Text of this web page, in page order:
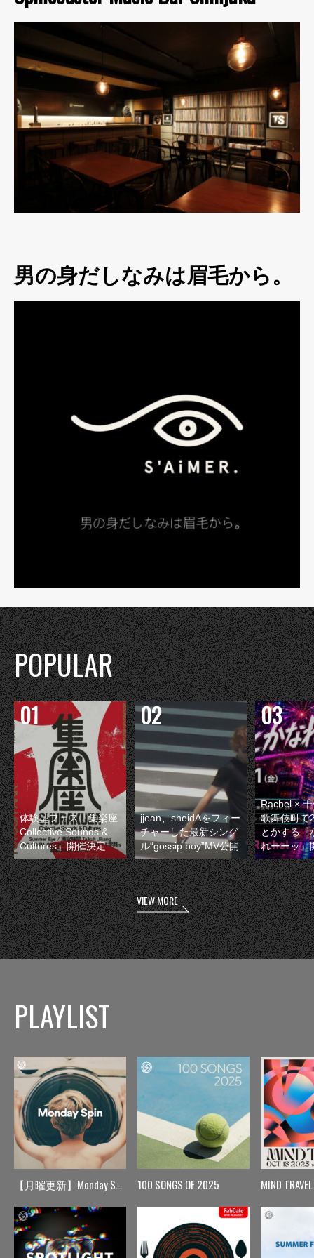
男の身だしなみは眉毛から。
POPULAR
体験型フェス『集楽座
Collective Sounds &
Cultures』開催決定
jjean、sheidAをフィー
チャーした最新シング
ル“gossip boy”MV公開
Rachel ×
歌舞伎町で
とかする『
れーーッ』
VIEW MORE
PLAYLIST
【月曜更新】Monday Spin 100 SONGS OF 2025 MIND TRAVEL